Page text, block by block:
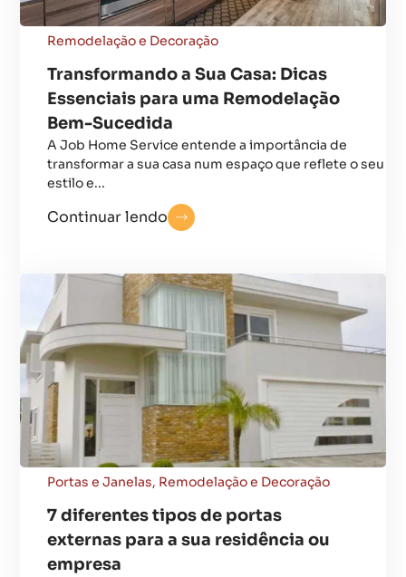
Remodelação e Decoração
Transformando a Sua Casa: Dicas
Essenciais para uma Remodelação
Bem-Sucedida
A Job Home Service entende a importância de
transformar a sua casa num espaço que reflete o seu
estilo e...
Continuar lendo
Portas e Janelas, Remodelação e Decoração
7 diferentes tipos de portas
externas para a sua residência ou
empresa